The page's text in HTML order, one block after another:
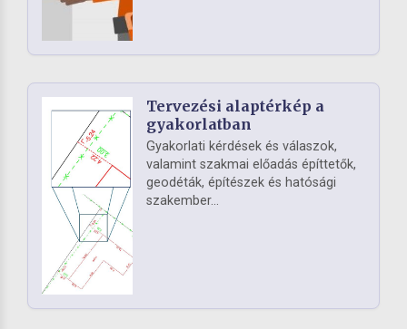
Tervezési alaptérkép a
gyakorlatban
Gyakorlati kérdések és válaszok,
valamint szakmai előadás építtetők,
geodéták, építészek és hatósági
szakember...